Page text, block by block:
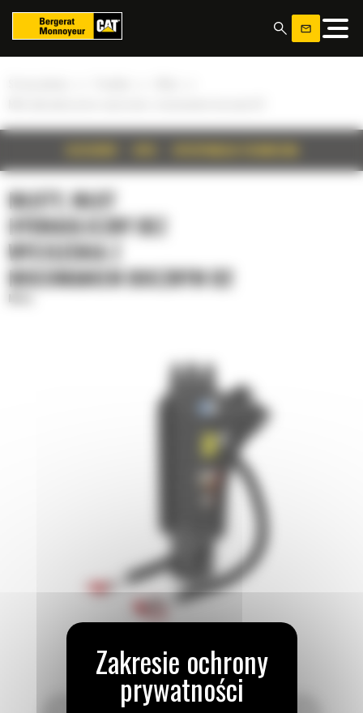
MŁOTY, MŁOT
HYDRAULICZNY BEZ
WYCISZENIA Z
MOCOWANIEM BOCZNYM B2
Panel zarządzania plikami cookies